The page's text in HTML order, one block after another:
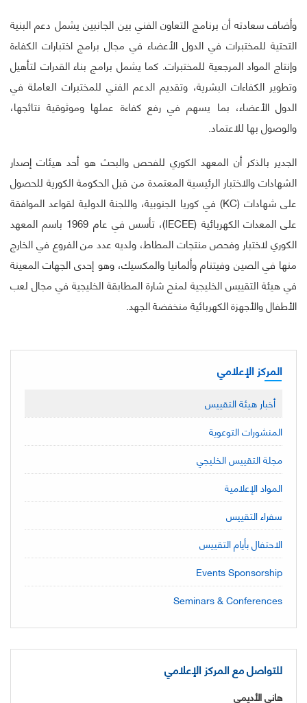
وأضاف سعادته أن برنامج التعاون الفني بين الجانبين يشمل دعم البنية
التحتية للمختبرات في الدول الأعضاء في مجال برامج اختبارات الكفاءة
وإنتاج المواد المرجعية للمختبرات. كما يشمل برامج بناء القدرات لتأهيل
وتطوير الكفاءات البشرية، وتقديم الدعم الفني للمختبرات العاملة في
الدول الأعضاء، بما يسهم في رفع كفاءة عملها وموثوقية نتائجها،
والوصول بها للاعتماد.
الجدير بالذكر أن المعهد الكوري للفحص والبحث هو أحد هيئات إصدار
الشهادات والاختبار الرئيسية المعتمدة من قبل الحكومة الكورية للحصول
على شهادات (KC) في كوريا الجنوبية، واللجنة الدولية لقواعد الموافقة
على المعدات الكهربائية (IECEE)، تأسس في عام 1969 باسم المعهد
الكوري لاختبار وفحص منتجات المطاط، ولديه عدد من الفروع في الخارج
منها في الصين وفيتنام وألمانيا والمكسيك، وهو إحدى الجهات المعينة
في هيئة التقييس الخليجية لمنح شارة المطابقة الخليجية في مجال لعب
الأطفال والأجهزة الكهربائية منخفضة الجهد.
المركز الإعلامي
أخبار هيئة التقييس
المنشورات التوعوية
مجلة التقييس الخليجي
المواد الإعلامية
سفراء التقييس
الاحتفال بأيام التقييس
Events Sponsorship
Seminars & Conferences
للتواصل مع المركز الإعلامي
هاني الأديمي